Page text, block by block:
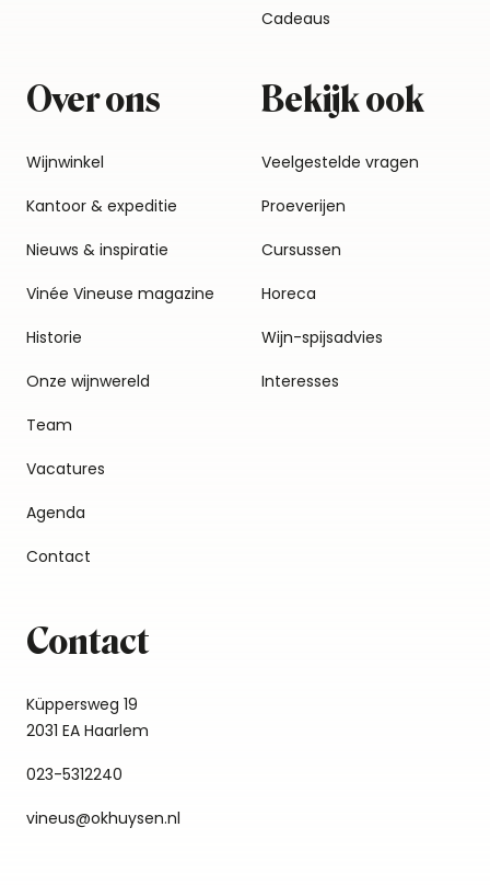
Cadeaus
Over ons
Wijnwinkel
Kantoor & expeditie
Nieuws & inspiratie
Vinée Vineuse magazine
Historie
Onze wijnwereld
Team
Vacatures
Agenda
Contact
Bekijk ook
Veelgestelde vragen
Proeverijen
Cursussen
Horeca
Wijn-spijsadvies
Interesses
Contact
Küppersweg 19
2031 EA Haarlem
023-5312240
vineus@okhuysen.nl